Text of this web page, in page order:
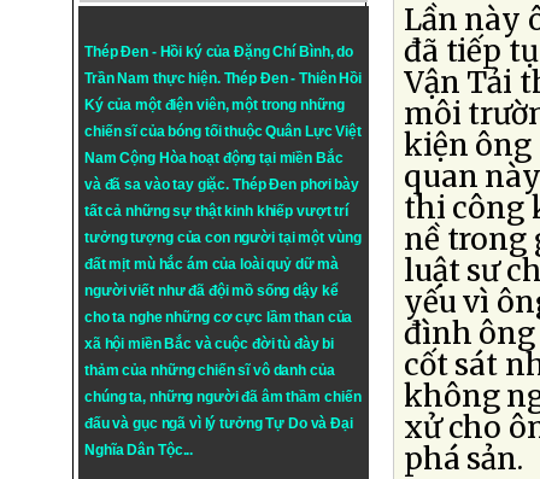
Thép Đen - Hồi ký của Đặng Chí Bình, do
Trần Nam thực hiện. Thép Đen- Thiên Hồi
Ký của một điện viên, một trong những
chiến sĩ của bóng tối thuộc Quân Lực Việt
Nam Cộng Hòa hoạt động tại miền Bắc
và đã sa vào tay giặc. Thép Đen phơi bày
tất cả những sự thật kinh khiếp vượt trí
tưởng tượng của con người tại một vùng
đất mịt mù hắc ám của loài quỷ dữ mà
người viết như đã đội mồ sống dậy kể
cho ta nghe những cơ cực lầm than của
xã hội miền Bắc và cuộc đời tù đày bi
thảm của những chiến sĩ vô danh của
chúng ta, những người đã âm thầm chiến
đấu và gục ngã vì lý tưởngTự DovàĐại
Nghĩa Dân Tộc...
Lần này
đã tiếp
Vận Tải
môi
kiện ông
quan
thi công
nề trong
luật sư
yếu vì
đình
cốt sát
không
xử cho
phá sản.